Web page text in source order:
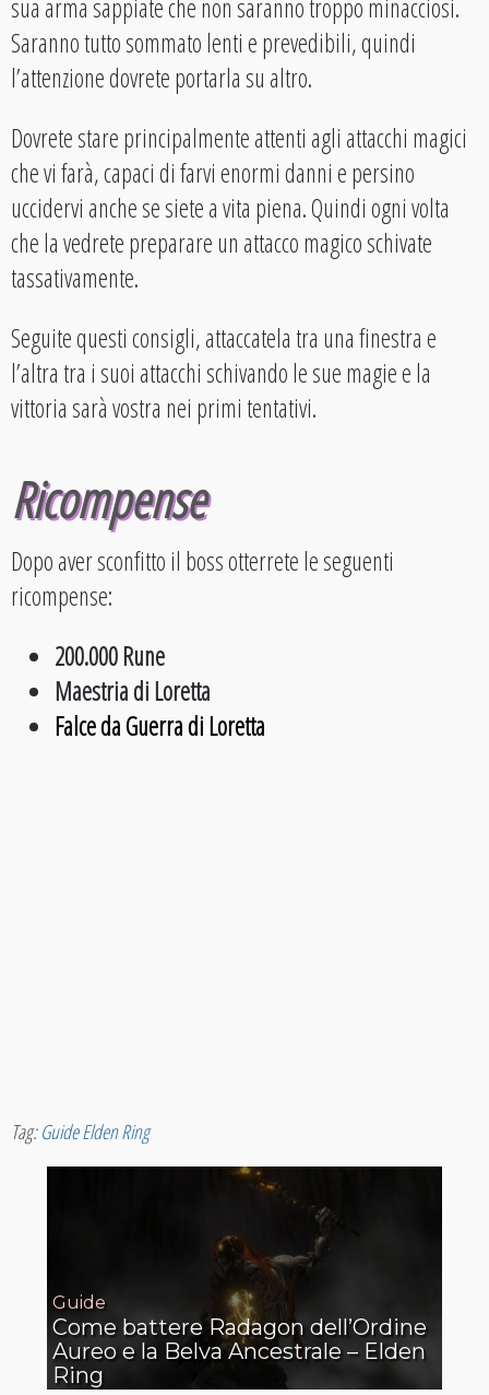
sua arma sappiate che non saranno troppo minacciosi.
Saranno tutto sommato lenti e prevedibili, quindi
l’attenzione dovrete portarla su altro.
Dovrete stare principalmente attenti agli attacchi magici
che vi farà, capaci di farvi enormi danni e persino
uccidervi anche se siete a vita piena. Quindi ogni volta
che la vedrete preparare un attacco magico schivate
tassativamente.
Seguite questi consigli, attaccatela tra una finestra e
l’altra tra i suoi attacchi schivando le sue magie e la
vittoria sarà vostra nei primi tentativi.
Ricompense
Dopo aver sconfitto il boss otterrete le seguenti
ricompense:
200.000 Rune
Maestria di Loretta
Falce da Guerra di Loretta
Tag:Guide Elden Ring
Guide
Come battere Radagon dell’Ordine
Aureo e la Belva Ancestrale – Elden
Ring